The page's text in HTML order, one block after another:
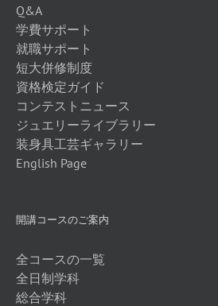
Q&A
学費サポート
就職サポート
短大併修制度
資格検定ガイド
コンテストニュース
ジュエリーライブラリー
装身具工芸ギャラリー
English Page
開講コースのご案内
全コースの一覧
全日制学科
総合学科